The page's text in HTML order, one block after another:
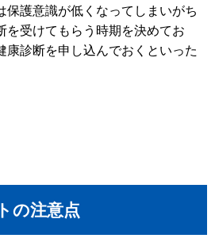
保護意識が低くなってしまいがち
を受けてもらう時期を決めてお
康診断を申し込んでおくといった
の注意点